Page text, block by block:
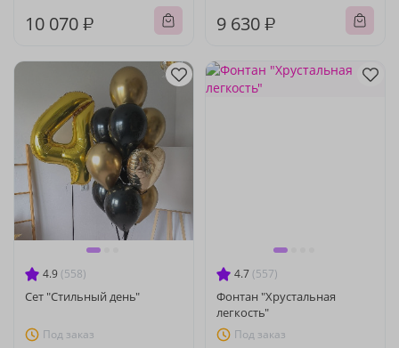
10 070 ₽ 9 630 ₽
4.9 (558)
Сет "Стильный день"
Под заказ
4.7 (557)
Фонтан "Хрустальная
легкость"
Под заказ